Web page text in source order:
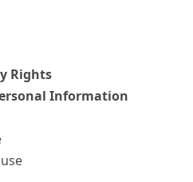
Rights
Information